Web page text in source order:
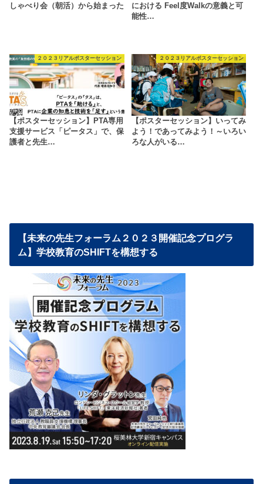
しゃべり会（朝活）から始まった
における Feel度Walkの意義と可
能性…
２０２３リアルポスターセッション
【ポスターセッション】PTA専用
支援サービス「ピータス」で、保
護者と先生…
２０２３リアルポスターセッション
【ポスターセッション】いってみ
よう！であってみよう！～いろい
ろな人がいる…
【未来の先生フォーラム２０２３開催記念プログラ
ム】学校教育のSHIFTを構想する